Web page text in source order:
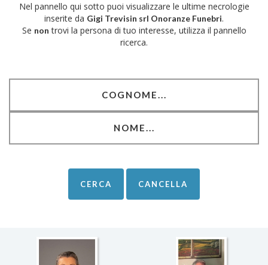
Nel pannello qui sotto puoi visualizzare le ultime necrologie
inserite da Gigi Trevisin srl Onoranze Funebri.
Se non trovi la persona di tuo interesse, utilizza il pannello
ricerca.